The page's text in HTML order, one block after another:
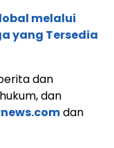
melalui
yang Tersedia
dan
dan
dan